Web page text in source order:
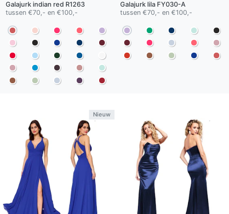
Galajurk indian red R1263
tussen €70,- en €100,-
Galajurk lilaFY030-A
tussen €70,- en €100,-
Nieuw